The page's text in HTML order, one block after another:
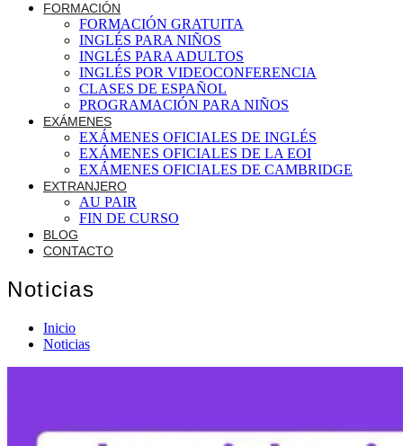
FORMACIÓN
FORMACIÓN GRATUITA
INGLÉS PARA NIÑOS
INGLÉS PARA ADULTOS
INGLÉS POR VIDEOCONFERENCIA
CLASES DE ESPAÑOL
PROGRAMACIÓN PARA NIÑOS
EXÁMENES
EXÁMENES OFICIALES DE INGLÉS
EXÁMENES OFICIALES DE LA EOI
EXÁMENES OFICIALES DE CAMBRIDGE
EXTRANJERO
AU PAIR
FIN DE CURSO
BLOG
CONTACTO
Noticias
Inicio
Noticias